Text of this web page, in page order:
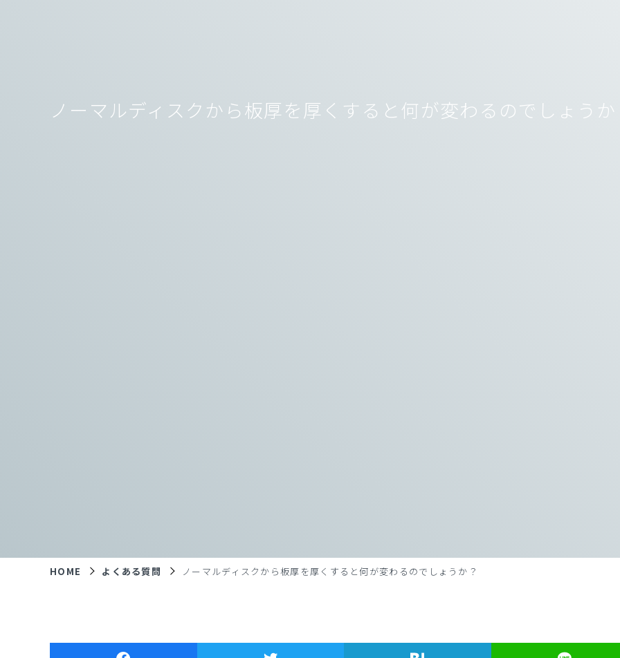
ノーマルディスクから板厚を厚くすると何が変わるのでしょう
HOME よくある質問 ノーマルディスクから板厚を厚くすると何が変わるのでしょうか？